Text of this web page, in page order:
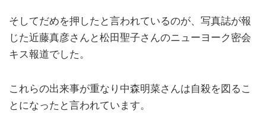
そしてだめを押したと言われているのが、写真誌が報
じた近藤真彦さんと松田聖子さんのニューヨーク密会
キス報道でした。
これらの出来事が重なり中森明菜さんは自殺を図るこ
とになったと言われています。